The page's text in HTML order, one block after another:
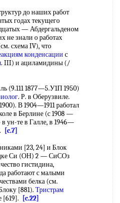
до наших работ
годах текущего
— Абдергальденом
не знали о работах
схема IV), что
конденсации с
. III) и ациламидины (/
1877—5.У1П 1950)
. Р. в Оберузвиле.
В 1904—1911 работал
в Берлине (с 1908 —
ун-те в Галле, в 1946—
[c.7]
[23, 24] и Блок
Си (ОН) 2 — СиСОз
гистидина,
работают с малыми
белка (см.
[881). Тристрам
[619].
[c.22]